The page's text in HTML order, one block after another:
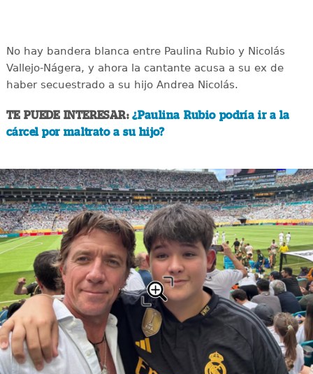
No hay bandera blanca entre Paulina Rubio y Nicolás
Vallejo-Nágera, y ahora la cantante acusa a su ex de
haber secuestrado a su hijo Andrea Nicolás.
TE PUEDE INTERESAR:¿Paulina Rubio podría ir a la
cárcel por maltrato a su hijo?